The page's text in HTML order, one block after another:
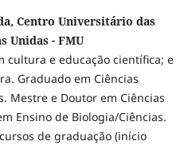
Centro Universitário das
Unidas - FMU
cultura e educação científica; e
Graduado em Ciências
Mestre e Doutor em Ciências
Ensino de Biologia/Ciências.
de graduação (início